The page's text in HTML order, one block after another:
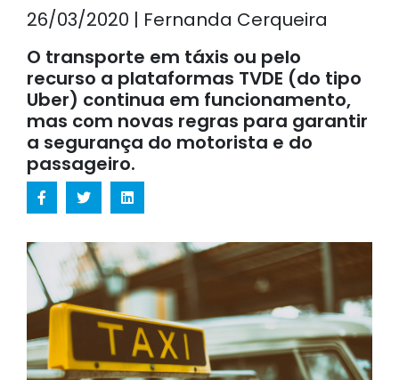
26/03/2020 | Fernanda Cerqueira
O transporte em táxis ou pelo
recurso a plataformas TVDE (do tipo
Uber) continua em funcionamento,
mas com novas regras para garantir
a segurança do motorista e do
passageiro.